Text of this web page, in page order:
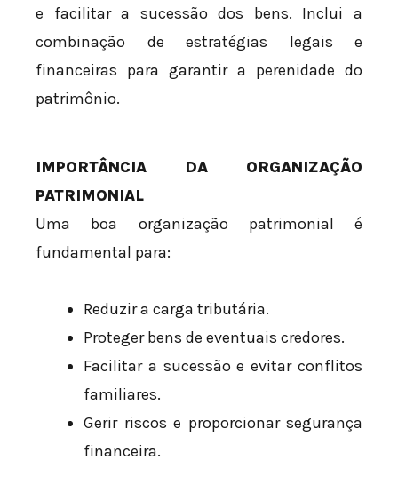
e facilitar a sucessão dos bens. Inclui a
combinação de estratégias legais e
financeiras para garantir a perenidade do
patrimônio.
IMPORTÂNCIA DA ORGANIZAÇÃO
PATRIMONIAL
Uma boa organização patrimonial é
fundamental para:
Reduzir a carga tributária.
Proteger bens de eventuais credores.
Facilitar a sucessão e evitar conflitos
familiares.
Gerir riscos e proporcionar segurança
financeira.